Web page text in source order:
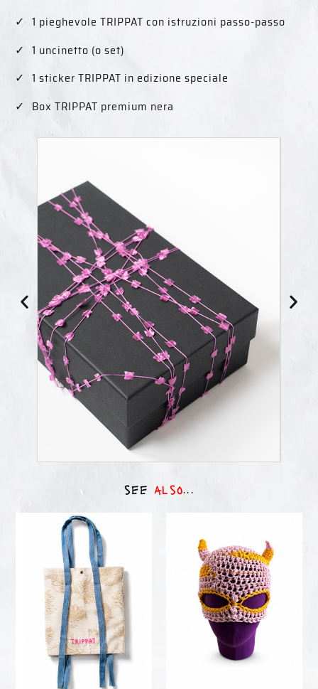
1 pieghevole TRIPPAT con istruzioni passo-passo
1 uncinetto (o set)
1 sticker TRIPPAT in edizione speciale
Box TRIPPAT premium nera
see also...
accessories
MAYBE ARCHIVE 01
15,00€
VIEW
DETAILS
oni®
ONI PINK YELLOW
85,00€
VIEW
DETAILS